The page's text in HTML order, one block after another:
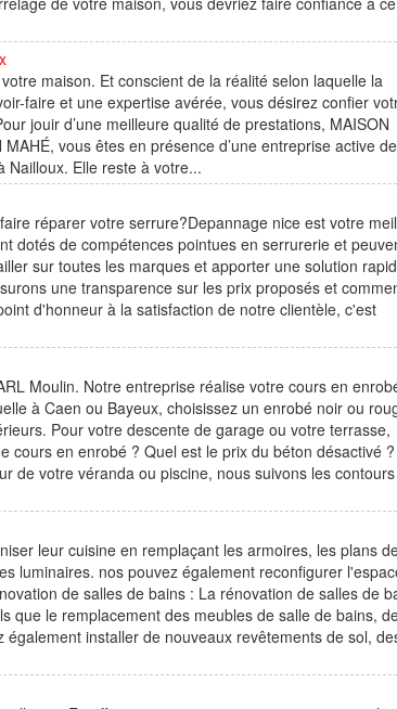
maison. Et conscient de la réalité selon laquelle la
faire et une expertise avérée, vous désirez confier
jouir d’une meilleure qualité de prestations, MAISON
vous êtes en présence d’une entreprise active
Nailloux. Elle reste à votre...
réparer votre serrure?Depannage nice est votre
dotés de compétences pointues en serrurerie et
sur toutes les marques et apporter une solution
une transparence sur les prix proposés et
d'honneur à la satisfaction de notre clientèle, c'est
Moulin. Notre entreprise réalise votre cours en
à Caen ou Bayeux, choisissez un enrobé noir ou
Pour votre descente de garage ou votre terrasse,
cours en enrobé ? Quel est le prix du béton désactivé ?
de votre véranda ou piscine, nous suivons les
leur cuisine en remplaçant les armoires, les plans
luminaires. nos pouvez également reconfigurer
de salles de bains : La rénovation de salles de
que le remplacement des meubles de salle de bains,
installer de nouveaux revêtements de sol,